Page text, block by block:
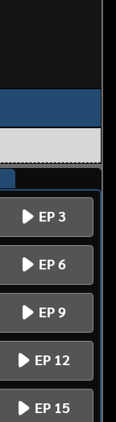
EP 3
EP 6
EP 9
EP 12
EP 15